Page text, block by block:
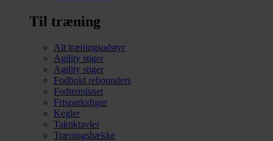
Til træning
Alt træningsudstyr
Agility stiger
Agility stiger
Fodbold rebounders
Fodtennisnet
Frisparksfigur
Kegler
Taktiktavler
Træningshække